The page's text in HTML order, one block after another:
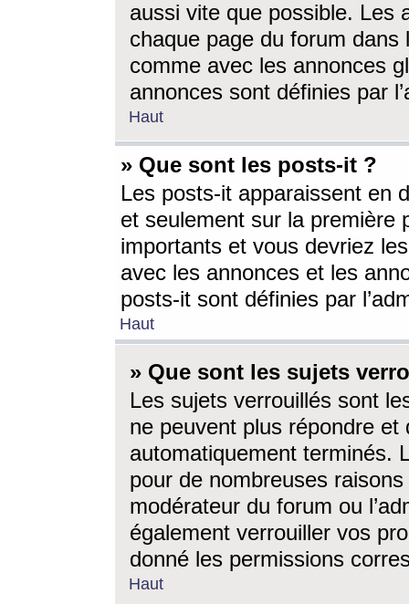
aussi vite que possible. Les
chaque page du forum dans
comme avec les annonces
annonces sont définies par
Haut
» Que sont les posts-it ?
Les posts-it apparaissent en
et seulement sur la première
importants et vous devriez
avec les annonces et les
posts-it sont définies par
Haut
» Que sont les sujets
Les sujets verrouillés sont
ne peuvent plus répondre
automatiquement terminés.
pour de nombreuses
modérateur du forum ou
également verrouiller vos
donné les permissions
Haut